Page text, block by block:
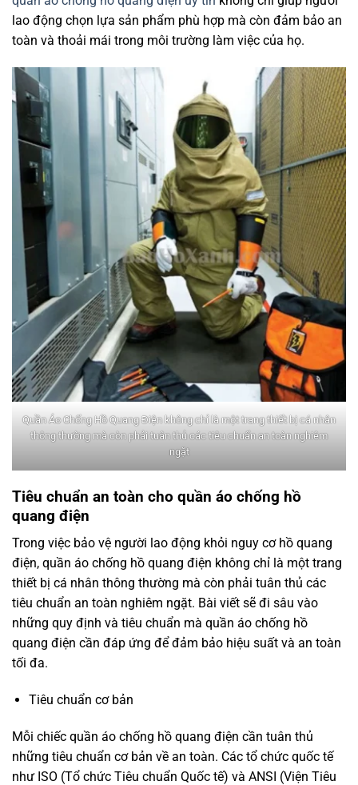
lao động chọn lựa sản phẩm phù hợp mà còn đảm bảo an
toàn và thoải mái trong môi trường làm việc của họ.
Quần Áo Chống Hồ Quang Điện không chỉ là một trang thiết bị cá nhân
thông thường mà còn phải tuân thủ các tiêu chuẩn an toàn nghiêm
ngặt
Tiêu chuẩn an toàn cho quần áo chống hồ
quang điện
Trong việc bảo vệ người lao động khỏi nguy cơ hồ quang
điện, quần áo chống hồ quang điện không chỉ là một trang
thiết bị cá nhân thông thường mà còn phải tuân thủ các
tiêu chuẩn an toàn nghiêm ngặt. Bài viết sẽ đi sâu vào
những quy định và tiêu chuẩn mà quần áo chống hồ
quang điện cần đáp ứng để đảm bảo hiệu suất và an toàn
tối đa.
Tiêu chuẩn cơ bản
Mỗi chiếc quần áo chống hồ quang điện cần tuân thủ
những tiêu chuẩn cơ bản về an toàn. Các tổ chức quốc tế
như ISO (Tổ chức Tiêu chuẩn Quốc tế) và ANSI (Viện Tiêu